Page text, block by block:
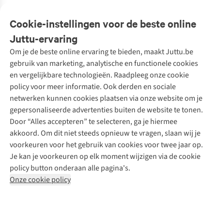
Cookie-instellingen voor de beste online
Juttu-ervaring
Om je de beste online ervaring te bieden, maakt Juttu.be
gebruik van marketing, analytische en functionele cookies
en vergelijkbare technologieën. Raadpleeg onze cookie
policy voor meer informatie. Ook derden en sociale
netwerken kunnen cookies plaatsen via onze website om je
gepersonaliseerde advertenties buiten de website te tonen.
Door “Alles accepteren” te selecteren, ga je hiermee
akkoord. Om dit niet steeds opnieuw te vragen, slaan wij je
voorkeuren voor het gebruik van cookies voor twee jaar op.
Je kan je voorkeuren op elk moment wijzigen via de cookie
policy button onderaan alle pagina's.
Onze cookie policy
Bestellen
Betalen
10% studentenkorting
Klarna - achteraf betalen
Levering
Retourneren
Bestelling herroepen
Garantie
Contact
Onze diensten
Tweedehands - ReJUsed
Kledingatelier
Personal shopping
Textielbox
Events / workshops
Juttu
Over ons
Juttu Friends
Inspiratie
Werken bij Juttu
Onze winkels
De wereld van Juttu
Verantwoord ondernemen
Toegankelijkheidsverklaring
Merken
Nathalie Vleeschouwer
Selected dames
HKLiving
Dickies
Sessùn
Strom
O My Bag
Revolution
Meld je aan voor de nieuwsbrief
Follow us